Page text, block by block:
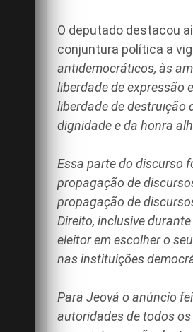
O deputado destacou
conjuntura política a
antidemocráticos, às
liberdade de expressão
liberdade de destruição
dignidade e da honra
Essa parte do discurso
propagação de
propagação de
Direito, inclusive
eleitor em escolher o
nas instituições
Para Jeová o anúncio
autoridades de todos